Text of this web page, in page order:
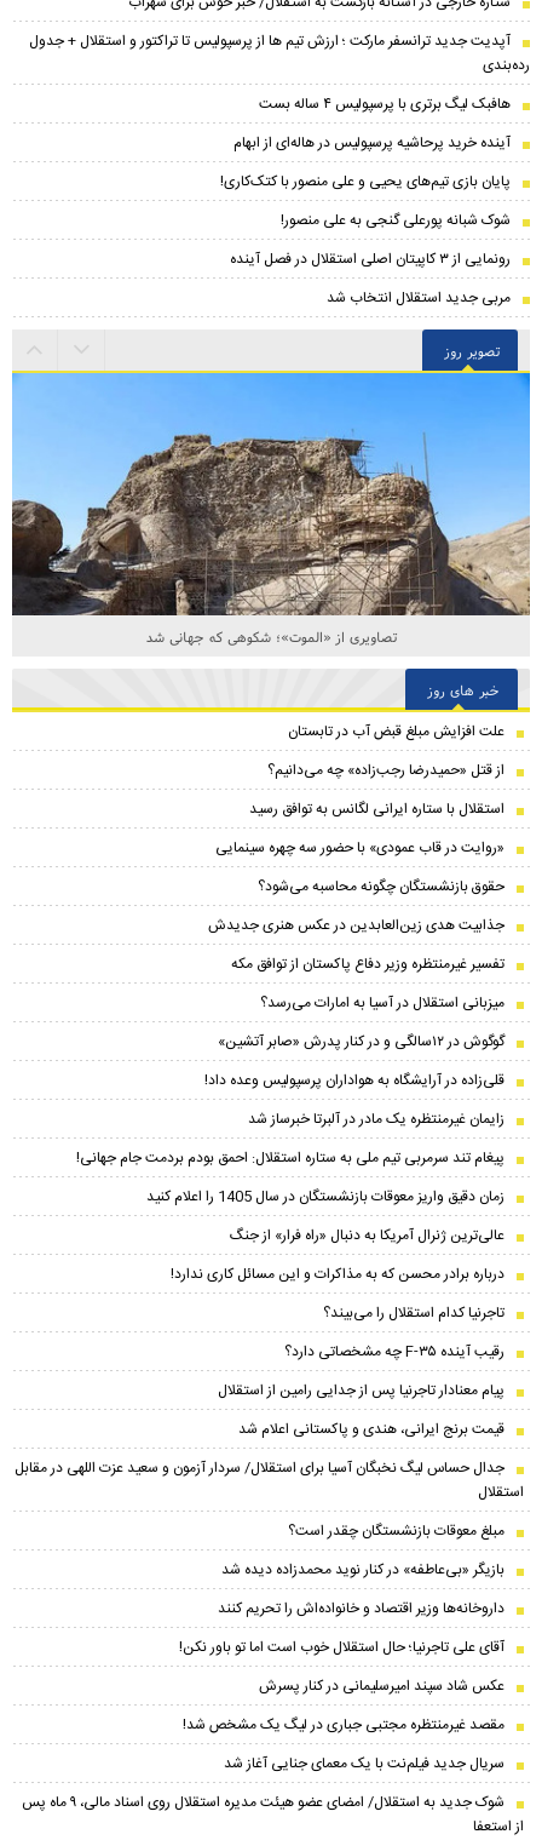
​آپدیت جدید ترانسفر مارکت ؛ ارزش تیم ها از پرسپولیس تا تراکتور و استقلال + جدول
رده‌بندی
هافبک لیگ برتری با پرسپولیس ۴ ساله بست
آینده خرید پرحاشیه‌ پرسپولیس در هاله‌ای از ابهام
پایان بازی تیم‌های یحیی و علی منصور با کتک‌کاری!
شوک شبانه پورعلی گنجی به علی منصور!
رونمایی از ۳ کاپیتان اصلی استقلال در فصل آینده
مربی جدید استقلال انتخاب شد
تصویر روز
تصاویری از «الموت»؛ شکوهی که جهانی شد
خبر های روز
علت افزایش مبلغ قبض آب در تابستان
از قتل «حمیدرضا رجب‌زاده» چه می‌دانیم؟
استقلال با ستاره ایرانی لگانس به توافق رسید
«روایت در قاب عمودی» با حضور سه چهره سینمایی
حقوق بازنشستگان چگونه محاسبه می‌شود؟
جذابیت هدی زین‌العابدین در عکس هنری جدیدش
تفسیر غیرمنتظره وزیر دفاع پاکستان از توافق مکه
میزبانی استقلال در آسیا به امارات می‌رسد؟
گوگوش در ۱۲سالگی و در کنار پدرش «صابر آتشین»
قلی‌زاده در آرایشگاه به هواداران پرسپولیس وعده داد!
زایمان غیرمنتظره یک مادر در آلبرتا خبرساز شد
پیغام تند سرمربی تیم ملی به ستاره استقلال: احمق بودم بردمت جام جهانی!
زمان دقیق واریز معوقات بازنشستگان در سال 1405 را اعلام کنید
عالی‌ترین ژنرال آمریکا به دنبال «راه فرار» از جنگ
درباره برادر محسن که به مذاکرات و این مسائل کاری ندارد!
تاجرنیا کدام استقلال را می‌بیند؟
رقیب آینده F-۳۵ چه مشخصاتی دارد؟
پیام معنادار تاجرنیا پس از جدایی رامین از استقلال
قیمت برنج ایرانی، هندی و پاکستانی اعلام شد
جدال حساس لیگ نخبگان آسیا برای استقلال/ سردار آزمون و سعید عزت اللهی در مقابل
استقلال
مبلغ معوقات بازنشستگان چقدر است؟
بازیگر «بی‌عاطفه» در کنار نوید محمدزاده دیده شد
داروخانه‌ها وزیر اقتصاد و خانواده‌اش را تحریم کنند
آقای علی تاجرنیا؛ حال استقلال خوب است اما تو باور نکن!
عکس شاد سپند امیرسلیمانی در کنار پسرش
مقصد غیرمنتظره مجتبی جباری در لیگ یک مشخص شد!
سریال جدید فیلم‌نت با یک معمای جنایی آغاز شد
شوک جدید به استقلال/ امضای عضو هیئت مدیره استقلال روی اسناد مالی، ۹ ماه پس
از استعفا